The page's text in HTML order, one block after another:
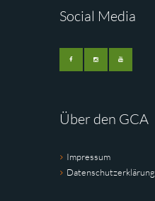
Social Media
Über den GCA
Impressum
Datenschutzerklärung